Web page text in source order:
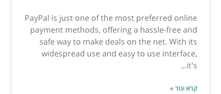
PayPal is just one of the most preferred online
payment methods, offering a hassle-free and
safe way to make deals on the net. With its
widespread use and easy to use interface,
it's...
קרא עוד »